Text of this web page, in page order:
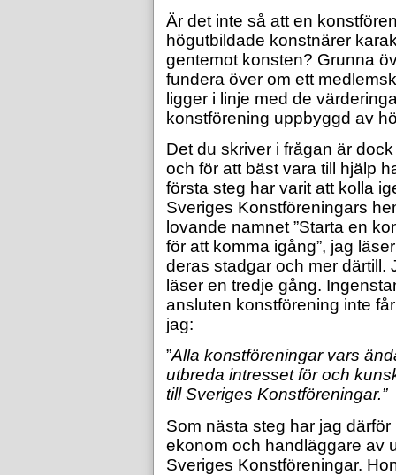
Är det inte så att en
högutbildade konstnärer
gentemot konsten? Grunna
fundera över om ett
ligger i linje med de
konstförening uppbyggd av
Det du skriver i frågan är
och för att bäst vara till hjälp
första steg har varit att kolla
Sveriges Konstföreningars
lovande namnet ”Starta en
för att komma igång”, jag
deras stadgar och mer därtill.
läser en tredje gång.
ansluten konstförening inte
jag:
”Alla konstföreningar vars
utbreda intresset för och
till Sveriges Konstföreningar.”
Som nästa steg har jag
ekonom och handläggare av
Sveriges Konstföreningar.